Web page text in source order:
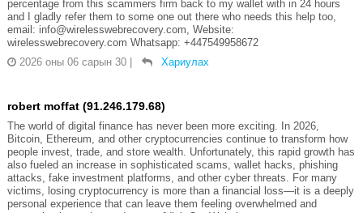
percentage from this scammers firm back to my wallet with in 24 hours
and I gladly refer them to some one out there who needs this help too,
email: info@wirelesswebrecovery.com, Website:
wirelesswebrecovery.com Whatsapp: +447549958672
2026 оны 06 сарын 30
Хариулах
robert moffat (91.246.179.68)
The world of digital finance has never been more exciting. In 2026,
Bitcoin, Ethereum, and other cryptocurrencies continue to transform how
people invest, trade, and store wealth. Unfortunately, this rapid growth has
also fueled an increase in sophisticated scams, wallet hacks, phishing
attacks, fake investment platforms, and other cyber threats. For many
victims, losing cryptocurrency is more than a financial loss—it is a deeply
personal experience that can leave them feeling overwhelmed and